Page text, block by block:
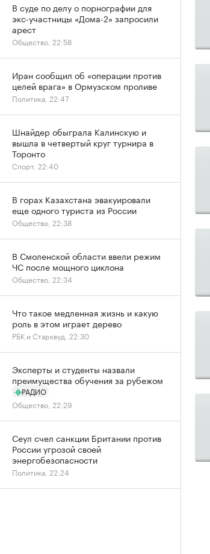
В суде по делу о порнографии для
экс-участницы «Дома-2» запросили
арест
Общество, 22:58
Иран сообщил об «операции против
целей врага» в Ормузском проливе
Политика, 22:47
Шнайдер обыграла Калинскую и
вышла в четвертый круг турнира в
Торонто
Спорт, 22:40
В горах Казахстана эвакуировали
еще одного туриста из России
Общество, 22:38
В Смоленской области ввели режим
ЧС после мощного циклона
Общество, 22:34
Что такое медленная жизнь и какую
роль в этом играет дерево
РБК и Старквуд, 22:30
Эксперты и студенты назвали
преимущества обучения за рубежом
РАДИО
Общество, 22:29
Сеул счел санкции Британии против
России угрозой своей
энергобезопасности
Политика, 22:24